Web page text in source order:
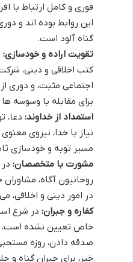
فوری و کامل ارتباط با
این روابط بوده اند و
گناه آلود است.
تقویت اراده و خودسازی:
کتب اخلاقی و دینی،
اجتماعی مثبت، و دوری از
برای مقابله با وسوسه
استمداد از خداوند: دعا،
نیاز با خدا، نیروی
مسیر توبه و خودسازی
مشورت با متخصصان:
روحانیون آگاه،
در امور دینی و اخلاقی،
کفاره و جبران: در شرع
خاص تعیین نشده است،
صدقه دادن، روزه
خیر، برای جبران گناه و